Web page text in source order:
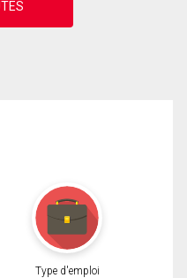
Type d'emploi